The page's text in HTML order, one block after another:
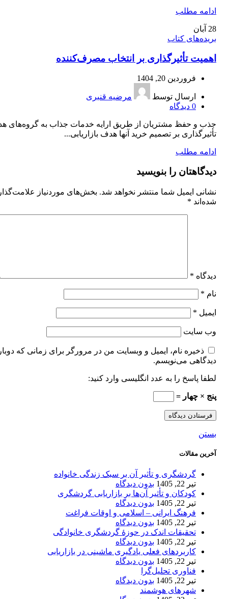
ادامه مطلب
28 آبان
بریده‌های کتاب
اهمیت تأثیرگذاری بر انتخاب مصرف‌کننده
فروردین 20, 1404
ارسال توسط
مرضیه قنبری
0 دیدگاه
جذب و حفظ مشتریان از طریق ارایه خدمات جذاب به گروه‌های
تأثیرگذاری بر تصمیم خرید آنها هدف بازاریابی...
ادامه مطلب
دیدگاهتان را بنویسید
نشانی ایمیل شما منتشر نخواهد شد. بخش‌های موردنیاز
شده‌اند *
دیدگاه *
نام *
ایمیل *
وب‌ سایت
ذخیره نام، ایمیل و وبسایت من در مرورگر برای زمانی که
دیدگاهی می‌نویسم.
لطفا پاسخ را به عدد انگلیسی وارد کنید:
پنج × چهار =
بستن
آخرین مقالات
گردشگری و تأثیر آن بر سبک زندگی خانواده
تیر 22, 1405
بدون دیدگاه
کودکان و تأثیر آن‌ها بر بازاریابی گردشگری
تیر 22, 1405
بدون دیدگاه
فرهنگ ایرانی – اسلامی و اوقات فراغت
تیر 22, 1405
بدون دیدگاه
تحقیقات اندک در حوزۀ گردشگری خانوادگی
تیر 22, 1405
بدون دیدگاه
کاربردهای فعلی یادگیری ماشینی در بازاریابی
تیر 22, 1405
بدون دیدگاه
فناوری تحلیل‌گرا
تیر 22, 1405
بدون دیدگاه
شهرهای هوشمند